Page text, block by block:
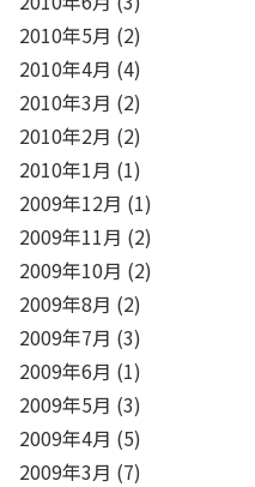
2010年5月 (2)
2010年4月 (4)
2010年3月 (2)
2010年2月 (2)
2010年1月 (1)
2009年12月 (1)
2009年11月 (2)
2009年10月 (2)
2009年8月 (2)
2009年7月 (3)
2009年6月 (1)
2009年5月 (3)
2009年4月 (5)
2009年3月 (7)